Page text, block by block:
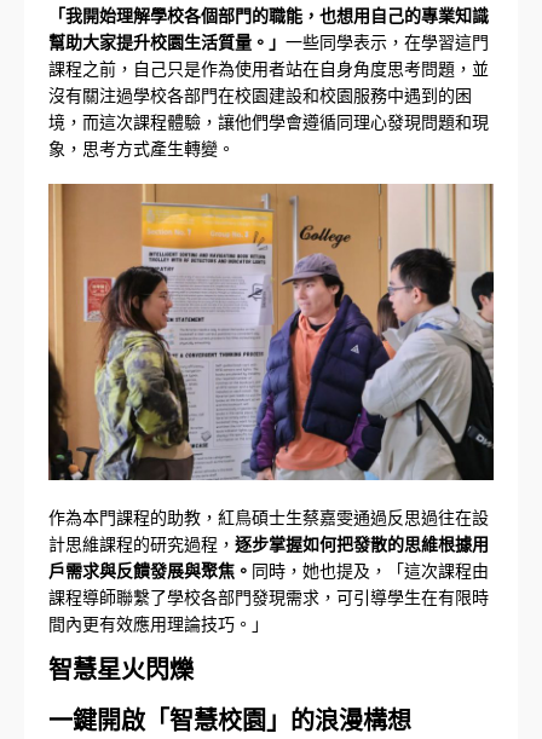
「我開始理解學校各個部門的職能，也想用自己的專業知識
幫助大家提升校園生活質量。」 一些同學表示，在學習這門
課程之前，自己只是作為使用者站在自身角度思考問題，並
沒有關注過學校各部門在校園建設和校園服務中遇到的困
境，而這次課程體驗，讓他們學會遵循同理心發現問題和現
象，思考方式產生轉變。
作為本門課程的助教，紅鳥碩士生蔡嘉雯通過反思過往在設
計思維課程的研究過程， 逐步掌握如何把發散的思維根據用
戶需求與反饋發展與聚焦。 同時，她也提及，「這次課程由
課程導師聯繫了學校各部門發現需求，可引導學生在有限時
間內更有效應用理論技巧。」
智慧星火閃爍
一鍵開啟「智慧校園」的浪漫構想